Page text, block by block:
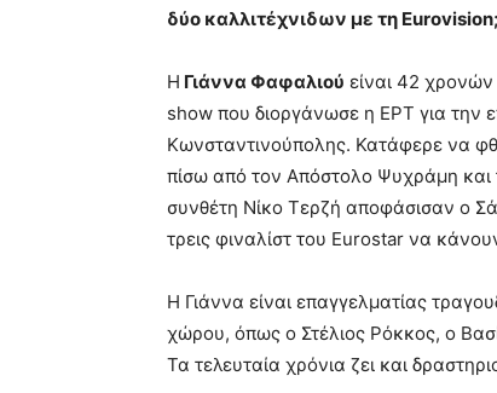
δύο καλλιτέχνιδων με τη Eurovision;
Η Γιάννα Φαφαλιού είναι 42
show που διοργάνωσε η ΕΡΤ για την
Κωνσταντινούπολης. Κατάφερε να
πίσω από τον Απόστολο Ψυχράμη και
συνθέτη Νίκο Τερζή αποφάσισαν ο
τρεις φιναλίστ του Eurostar να
Η Γιάννα είναι επαγγελματίας
χώρου, όπως ο Στέλιος Ρόκκος, ο
Τα τελευταία χρόνια ζει και